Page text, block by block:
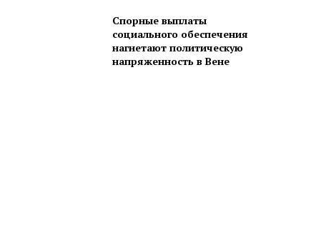
Спорные выплаты
социального обеспечения
нагнетают политическую
напряженность в Вене